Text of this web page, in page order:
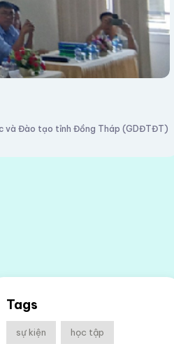
và Đào tạo tỉnh Đồng Tháp (GDĐTĐT)
Tags
sự kiện học tập